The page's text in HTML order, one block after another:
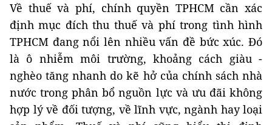
Về thuế và phí, chính quyền TPHCM cần xác
định mục đích thu thuế và phí trong tình hình
TPHCM đang nổi lên nhiều vấn đề bức xúc. Đó
là ô nhiễm môi trường, khoảng cách giàu -
nghèo tăng nhanh do kẽ hở của chính sách nhà
nước trong phân bổ nguồn lực và ưu đãi không
hợp lý về đối tượng, về lĩnh vực, ngành hay loại